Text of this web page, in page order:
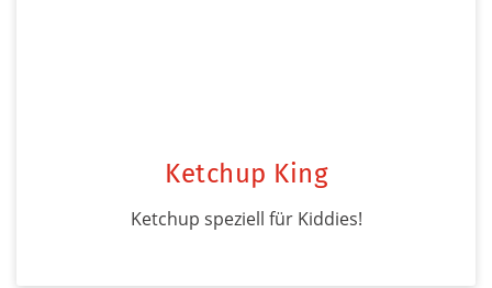
Ketchup King
Ketchup speziell für Kiddies!